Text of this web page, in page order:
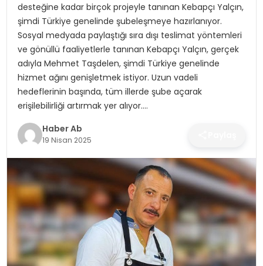
SPOR
SAĞLIK
MAGAZIN
YAŞAM
desteğine kadar birçok projeyle tanınan Kebapçı Yalçın,
şimdi Türkiye genelinde şubeleşmeye hazırlanıyor.
Sosyal medyada paylaştığı sıra dışı teslimat yöntemleri
ve gönüllü faaliyetlerle tanınan Kebapçı Yalçın, gerçek
adıyla Mehmet Taşdelen, şimdi Türkiye genelinde
hizmet ağını genişletmek istiyor. Uzun vadeli
hedeflerinin başında, tüm illerde şube açarak
erişilebilirliği artırmak yer alıyor….
Haber Ab
19 Nisan 2025